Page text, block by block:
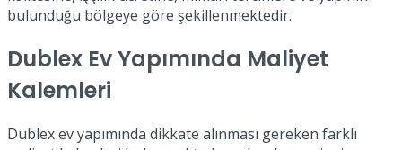
bulunduğu bölgeye göre şekillenmektedir.
Dublex Ev Yapımında Maliyet
Kalemleri
Dublex ev yapımında dikkate alınması gereken farklı